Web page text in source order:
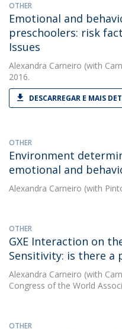
OTHER
Emotional and
preschoolers: risk
Issues
Alexandra Carneiro (with
2016.
DESCARREGAR E MAIS
OTHER
Environment
emotional and
Alexandra Carneiro (with
OTHER
GXE Interaction on
Sensitivity: is there a
Alexandra Carneiro (with
Congress of the World
OTHER